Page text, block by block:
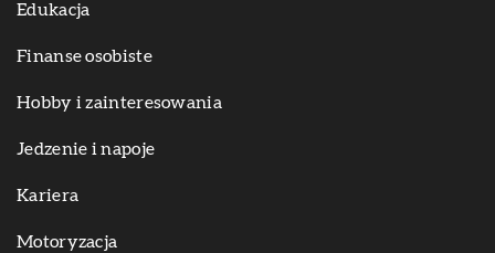
Edukacja
Finanse osobiste
Hobby i zainteresowania
Jedzenie i napoje
Kariera
Motoryzacja